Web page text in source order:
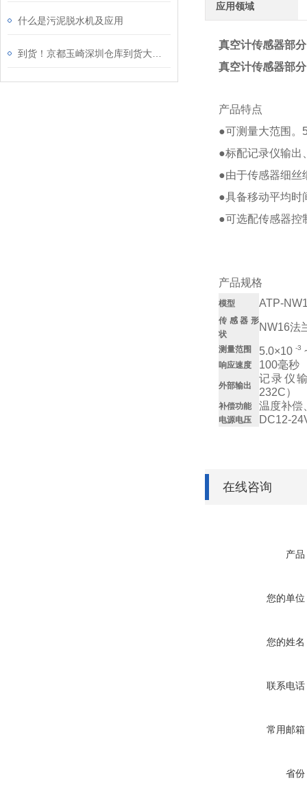
什么是污泥脱水机及应用
应用领域
真空计传感器部
真空计传感器部
产品特点
●可测量大范围。
●标配记录仪输出
●由于传感器细丝
●具备移动平均时
●可选配传感器控
产品规格
模型 ATP-
传感器形
状
NW16法
测量范围 5.0×10 -3
响应速度 100毫秒
外部输出
记录仪
232C）
补偿功能 温度补偿
电源电压 DC12-
在线咨询
产品
您的单位
您的姓名
联系电话
常用邮箱
省份